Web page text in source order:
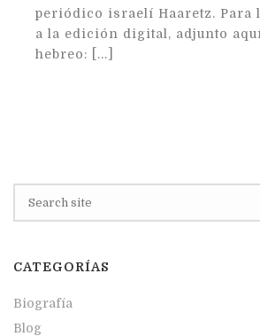
periódico israelí Haaretz. Para
a la edición digital, adjunto
hebreo: [...]
CATEGORÍAS
Biografía
Blog